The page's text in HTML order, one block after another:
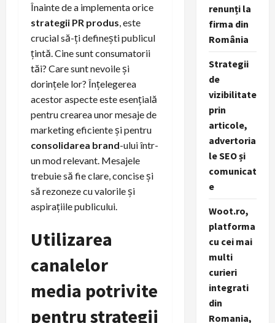
Înainte de a implementa orice
strategii PR produs, este
crucial să-ți definești publicul
țintă. Cine sunt consumatorii
tăi? Care sunt nevoile și
dorințele lor? Înțelegerea
acestor aspecte este esențială
pentru crearea unor mesaje de
marketing eficiente și pentru
consolidarea brand-ului într-
un mod relevant. Mesajele
trebuie să fie clare, concise și
să rezoneze cu valorile și
aspirațiile publicului.
Utilizarea
canalelor
media potrivite
pentru strategii
renunți la
firma din
România
Strategii
de
vizibilitate
prin
articole,
advertoria
le SEO și
comunicat
e
Woot.ro,
platforma
cu cei mai
multi
curieri
integrati
din
Romania,